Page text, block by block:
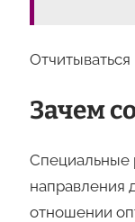
Зачем
Специальные
направления
отношении